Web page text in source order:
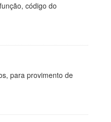
código do
para provimento de